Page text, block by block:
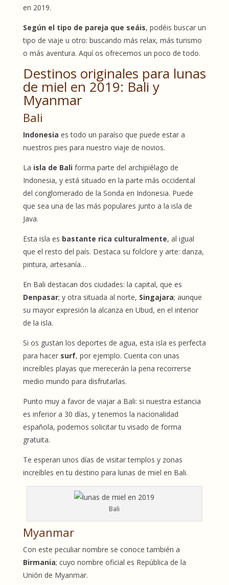
en 2019.
Según el tipo de pareja que seáis, podéis buscar un
tipo de viaje u otro: buscando más relax, más turismo
o más aventura. Aquí os ofrecemos un poco de todo.
Destinos originales para lunas
de miel en 2019: Bali y
Myanmar
Bali
Indonesia es todo un paraíso que puede estar a
nuestros pies para nuestro viaje de novios.
La isla de Baliforma parte del archipiélago de
Indonesia, y está situado en la parte más occidental
del conglomerado de la Sonda en Indonesia. Puede
que sea una de las más populares junto a la isla de
Java.
Esta isla es bastante rica culturalmente, al igual
que el resto del país. Destaca su folclore y arte: danza,
pintura, artesanía…
En Bali destacan dos ciudades: la capital, que es
Denpasar; y otra situada al norte, Singajara; aunque
su mayor expresión la alcanza en Ubud, en el interior
de la isla.
Si os gustan los deportes de agua, esta isla es perfecta
para hacer surf, por ejemplo. Cuenta con unas
increíbles playas que merecerán la pena recorrerse
medio mundo para disfrutarlas.
Punto muy a favor de viajar a Bali: si nuestra estancia
es inferior a 30 días, y tenemos la nacionalidad
española, podemos solicitar tu visado de forma
gratuita.
Te esperan unos días de visitar templos y zonas
increíbles en tu destino para lunas de miel en Bali.
Bali
Myanmar
Con este peculiar nombre se conoce también a
Birmania; cuyo nombre oficial es República de la
Unión de Myanmar.